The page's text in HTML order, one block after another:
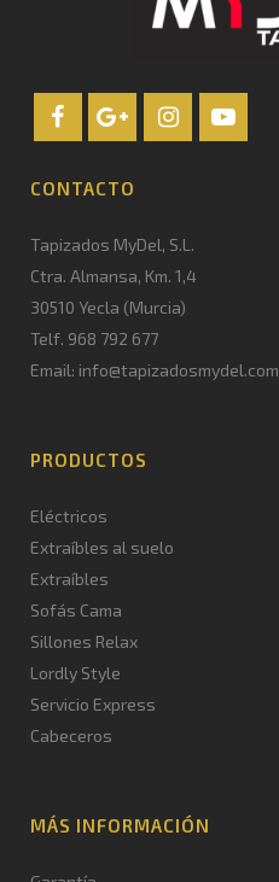
CONTACTO
Tapizados MyDel, S.L.
Ctra. Almansa, Km. 1,4
30510 Yecla (Murcia)
Telf. 968 792 677
Email: info@tapizadosmydel.com
PRODUCTOS
Eléctricos
Extraíbles al suelo
Extraíbles
Sofás Cama
Sillones Relax
Lordly Style
Servicio Express
Cabeceros
MÁS INFORMACIÓN